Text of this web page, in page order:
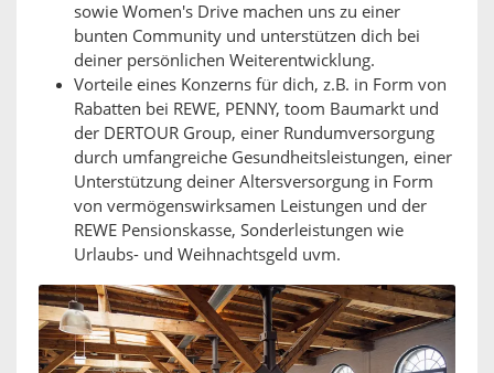
sowie Women's Drive machen uns zu einer
bunten Community und unterstützen dich bei
deiner persönlichen Weiterentwicklung.
Vorteile eines Konzerns für dich, z.B. in Form von
Rabatten bei REWE, PENNY, toom Baumarkt und
der DERTOUR Group, einer Rundumversorgung
durch umfangreiche Gesundheitsleistungen, einer
Unterstützung deiner Altersversorgung in Form
von vermögenswirksamen Leistungen und der
REWE Pensionskasse, Sonderleistungen wie
Urlaubs- und Weihnachtsgeld uvm.